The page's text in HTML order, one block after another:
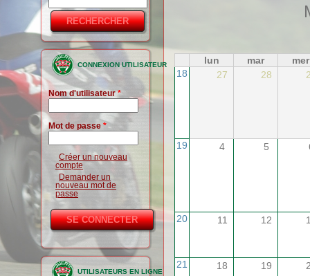
Formulaire
de
recherche
CONNEXION UTILISATEUR
Nom d'utilisateur*
Mot de passe *
Créer un nouveau
compte
Demander un
nouveau mot de
passe
UTILISATEURS EN LIGNE
lun mar
mer
18
27 28
19 4 5
20 11 12
21 18 19